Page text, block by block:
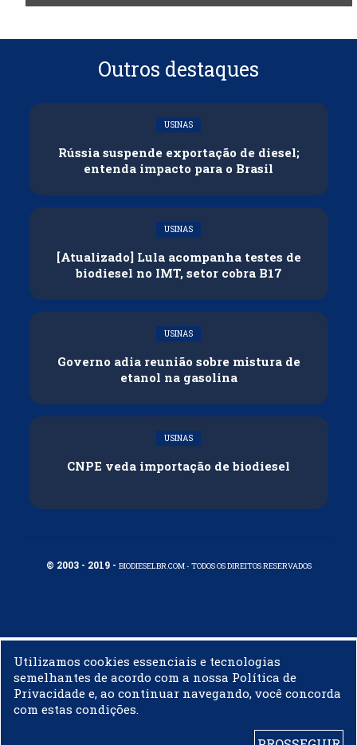
Outros destaques
USINAS
Rússia suspende exportação de diesel;
entenda impacto para o Brasil
USINAS
[Atualizado] Lula acompanha testes de
biodiesel no IMT, setor cobra B17
USINAS
Governo adia reunião sobre mistura de
etanol na gasolina
USINAS
CNPE veda importação de biodiesel
© 2003 - 2019 - BIODIESELBR.COM - TODOS OS DIREITOS RESERVADOS
Utilizamos cookies essenciais e tecnologias
semelhantes de acordo com a nossa Política de
Privacidade e, ao continuar navegando, você concorda
com estas condições.